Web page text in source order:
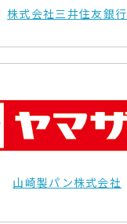
株式会社三井住友銀行
山崎製パン株式会社